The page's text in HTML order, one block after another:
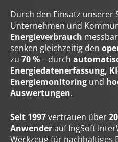
Durch den Einsatz unserer
Unternehmen und
Energieverbrauch
senken gleichzeitig den
zu 70 %– durch
Energiedatenerfassung,
Energiemonitoring und
Auswertungen.
Seit 1997vertrauen über
Anwenderauf IngSoft
Werkzeug für nachhaltiges